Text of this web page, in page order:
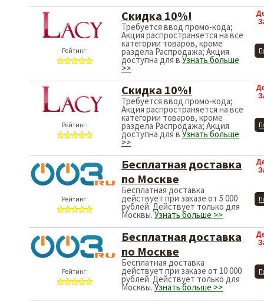
Рейтинг:
Скидка 10%!
Требуется ввод промо-кода;
Акция распространяется на все
категории товаров, кроме
раздела Распродажа; Акция
доступна для в Узнать больше
>>
Рейтинг:
Скидка 10%!
Требуется ввод промо-кода;
Акция распространяется на все
категории товаров, кроме
раздела Распродажа; Акция
доступна для в Узнать больше
>>
Рейтинг:
Бесплатная доставка
по Москве
Бесплатная доставка
действует при заказе от 5 000
рублей. Действует только для
Москвы.Узнать больше >>
Рейтинг:
Бесплатная доставка
по Москве
Бесплатная доставка
действует при заказе от 10 000
рублей. Действует только для
Москвы.Узнать больше >>